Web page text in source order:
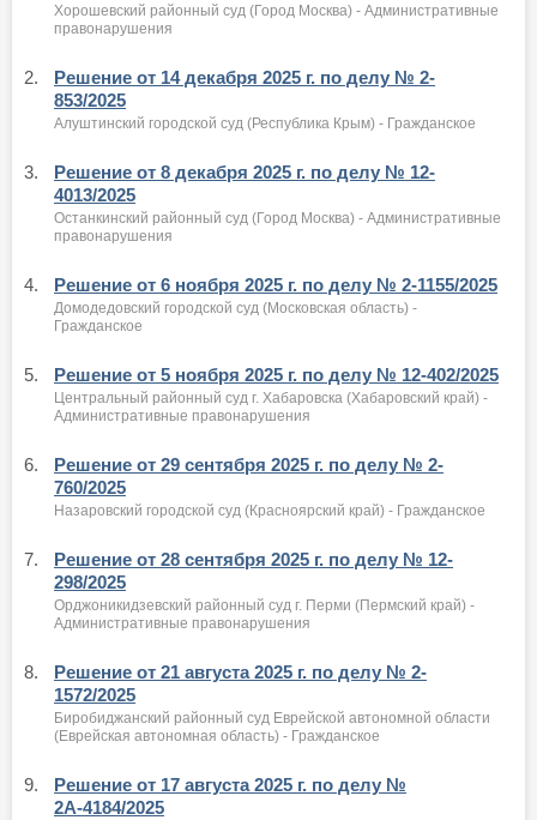
Хорошевский районный суд (Город Москва) - Административные
правонарушения
2.
Решение от 14 декабря 2025 г. по делу № 2-
853/2025
Алуштинский городской суд (Республика Крым) - Гражданское
3.
Решение от 8 декабря 2025 г. по делу № 12-
4013/2025
Останкинский районный суд (Город Москва) - Административные
правонарушения
4. Решение от 6 ноября 2025 г. по делу № 2-1155/2025
Домодедовский городской суд (Московская область) -
Гражданское
5. Решение от 5 ноября 2025 г. по делу № 12-402/2025
Центральный районный суд г. Хабаровска (Хабаровский край) -
Административные правонарушения
6.
Решение от 29 сентября 2025 г. по делу № 2-
760/2025
Назаровский городской суд (Красноярский край) - Гражданское
7.
Решение от 28 сентября 2025 г. по делу № 12-
298/2025
Орджоникидзевский районный суд г. Перми (Пермский край) -
Административные правонарушения
8.
Решение от 21 августа 2025 г. по делу № 2-
1572/2025
Биробиджанский районный суд Еврейской автономной области
(Еврейская автономная область) - Гражданское
9.
Решение от 17 августа 2025 г. по делу №
2А-4184/2025